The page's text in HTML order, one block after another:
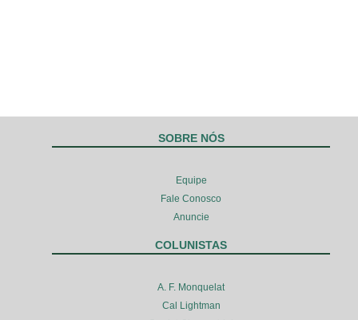
SOBRE NÓS
Equipe
Fale Conosco
Anuncie
COLUNISTAS
A. F. Monquelat
Cal Lightman